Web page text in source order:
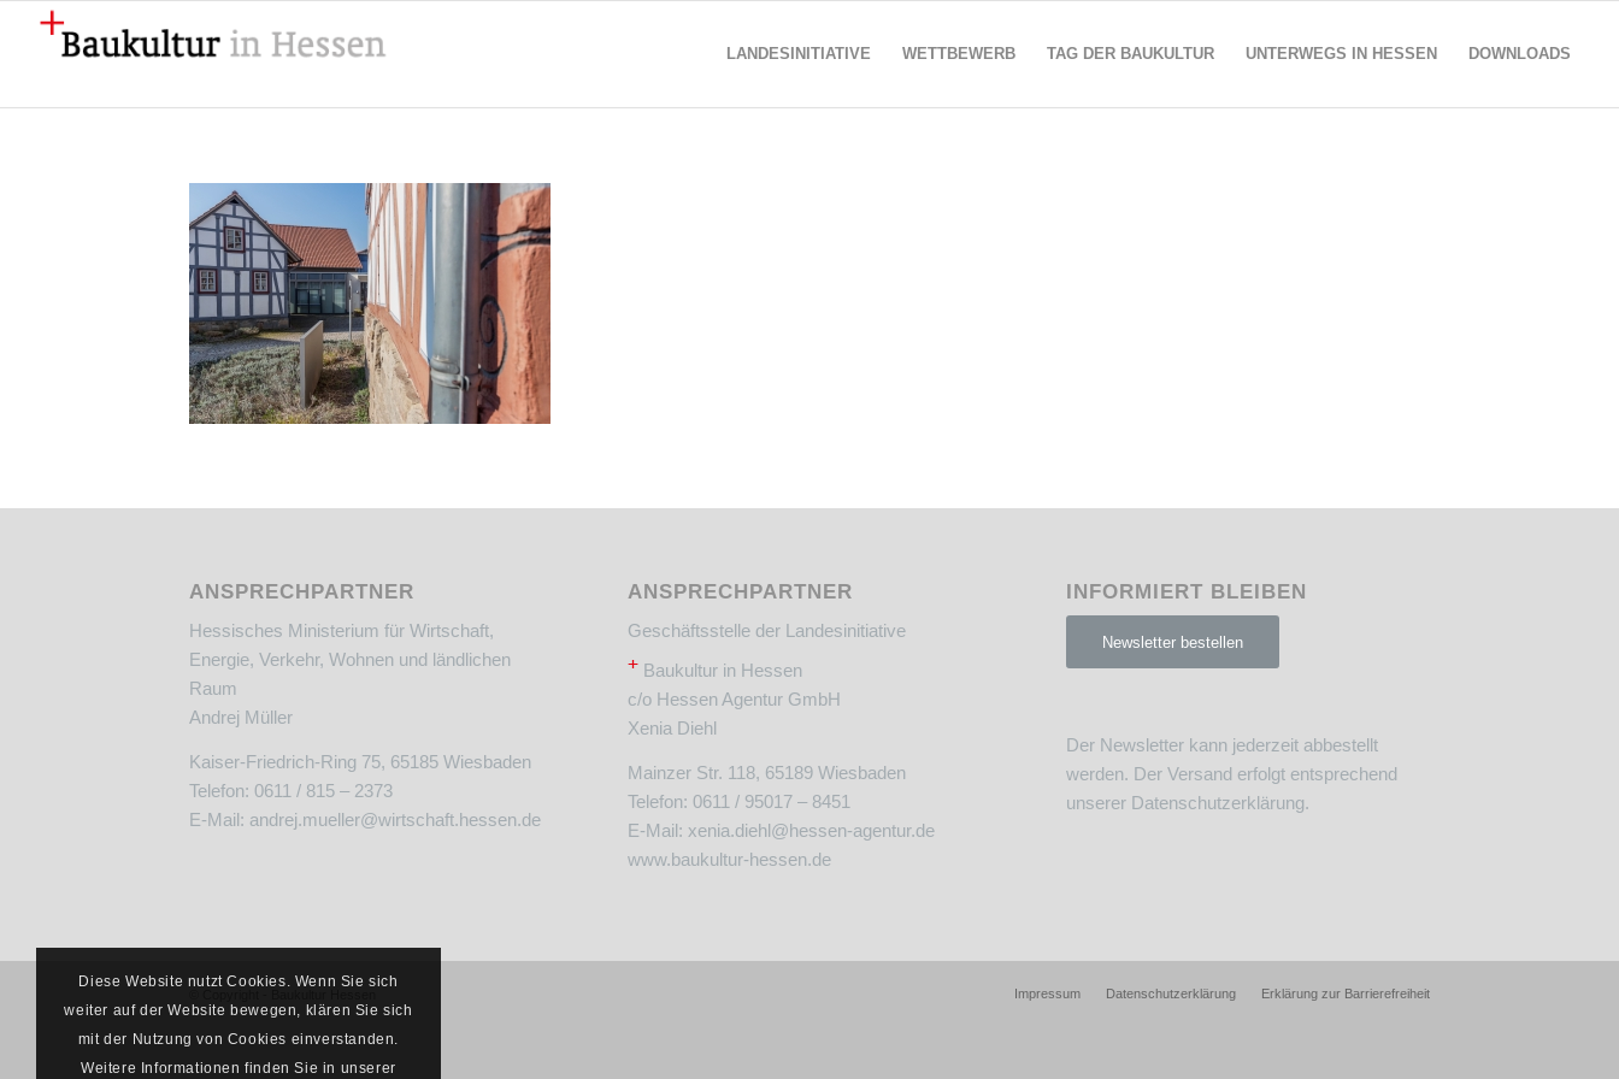
LANDESINITIATIVE WETTBEWERB TAG DER BAUKULTUR UNTERWEGS IN HESSEN DOWNLOADS
ANSPRECHPARTNER
Hessisches Ministerium für Wirtschaft,
Energie, Verkehr, Wohnen und ländlichen
Raum
Andrej Müller
Kaiser-Friedrich-Ring 75, 65185 Wiesbaden
Telefon: 0611 / 815 – 2373
E-Mail: andrej.mueller@wirtschaft.hessen.de
ANSPRECHPARTNER
Geschäftsstelle der Landesinitiative
+Baukultur in Hessen
c/o Hessen Agentur GmbH
Xenia Diehl
Mainzer Str. 118, 65189 Wiesbaden
Telefon: 0611 / 95017 – 8451
E-Mail: xenia.diehl@hessen-agentur.de
www.baukultur-hessen.de
INFORMIERT BLEIBEN
Newsletter bestellen
Der Newsletter kann jederzeit abbestellt
werden. Der Versand erfolgt entsprechend
unserer Datenschutzerklärung.
Impressum Datenschutzerklärung Erklärung zur Barrierefreiheit
Diese Website nutzt Cookies. Wenn Sie sich
weiter auf der Website bewegen, klären Sie sich
mit der Nutzung von Cookies einverstanden.
Weitere Informationen finden Sie in unserer